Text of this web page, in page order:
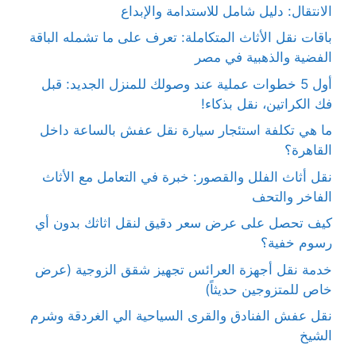
الانتقال: دليل شامل للاستدامة والإبداع
باقات نقل الأثاث المتكاملة: تعرف على ما تشمله الباقة
الفضية والذهبية في مصر
أول 5 خطوات عملية عند وصولك للمنزل الجديد: قبل
فك الكراتين، نقل بذكاء!
ما هي تكلفة استئجار سيارة نقل عفش بالساعة داخل
القاهرة؟
نقل أثاث الفلل والقصور: خبرة في التعامل مع الأثاث
الفاخر والتحف
كيف تحصل على عرض سعر دقيق لنقل اثاثك بدون أي
رسوم خفية؟
خدمة نقل أجهزة العرائس تجهيز شقق الزوجية (عرض
خاص للمتزوجين حديثاً)
نقل عفش الفنادق والقرى السياحية الي الغردقة وشرم
الشيخ